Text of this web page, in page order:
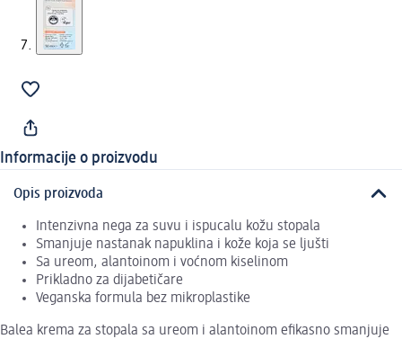
Informacije o proizvodu
Opis proizvoda
Intenzivna nega za suvu i ispucalu kožu stopala
Smanjuje nastanak napuklina i kože koja se ljušti
Sa ureom, alantoinom i voćnom kiselinom
Prikladno za dijabetičare
Veganska formula bez mikroplastike
Balea krema za stopala sa ureom i alantoinom efikasno smanjuje